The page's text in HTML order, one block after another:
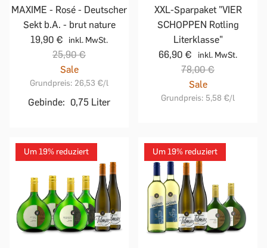
MAXIME - Rosé - Deutscher
Sekt b.A. - brut nature
19,90 €
inkl. MwSt.
25,90 €
Sale
Grundpreis: 26,53 €/l
Gebinde: 0,75 Liter
XXL-Sparpaket "VIER
SCHOPPEN Rotling
Literklasse"
66,90 €
inkl. MwSt.
78,00 €
Sale
Grundpreis: 5,58 €/l
Um 19% reduziert Um 19% reduziert